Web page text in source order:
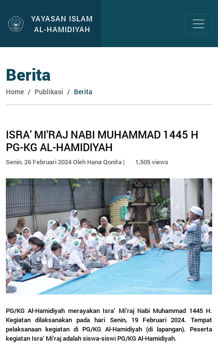
YAYASAN ISLAM
AL-HAMIDIYAH
Berita
Home Publikasi Berita
ISRA’ MI’RAJ NABI MUHAMMAD 1445 H
PG-KG AL-HAMIDIYAH
Senin, 26 Februari 2024 Oleh Hana Qonita | 1,505 views
PG/KG Al-Hamidiyah merayakan Isra’ Mi’raj Nabi Muhammad 1445 H.
Kegiatan dilaksanakan pada hari Senin, 19 Februari 2024. Tempat
pelaksanaan kegiatan di PG/KG Al-Hamidiyah (di lapangan). Peserta
kegiatan Isra’ Mi’raj adalah siswa-siswi PG/KG Al-Hamidiyah.